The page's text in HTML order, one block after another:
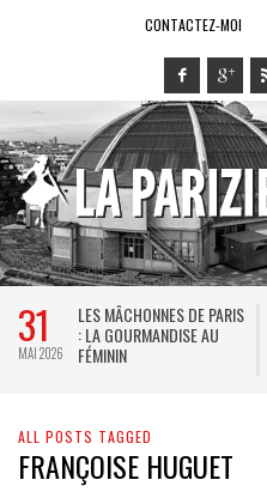
CONTACTEZ-MOI
31
MAI 2026
LES MÂCHONNES DE PARIS
: LA GOURMANDISE AU
FÉMININ
ALL POSTS TAGGED
FRANÇOISE HUGUET